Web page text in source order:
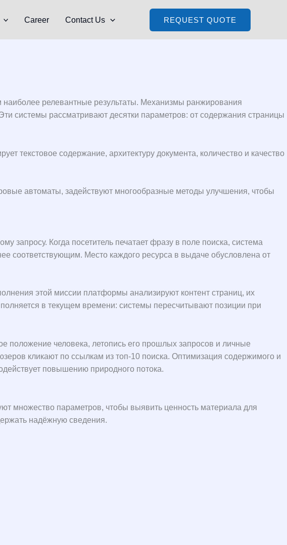
Career Contact Us REQUEST QUOTE
релевантные результаты. Механизмы ранжирования
системы рассматривают десятки параметров: от содержания страницы
текстовое содержание, архитектуру документа, количество и качество
автоматы, задействуют многообразные методы улучшения, чтобы
запросу. Когда посетитель печатает фразу в поле поиска, система
соответствующим. Место каждого ресурса в выдаче обусловлена от
этой миссии платформы анализируют контент страниц, их
в текущем времени: системы пересчитывают позиции при
положение человека, летопись его прошлых запросов и личные
кликают по ссылкам из топ-10 поиска. Оптимизация содержимого и
повышению природного потока.
множество параметров, чтобы выявить ценность материала для
надёжную сведения.